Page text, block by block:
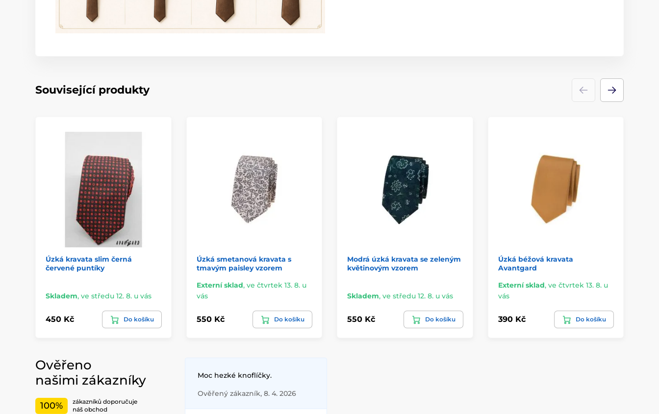
Související produkty
Úzká kravata slim černá
červené puntíky
Skladem, ve středu 12. 8. u vás
450 Kč Do košíku
Úzká smetanová kravata s
tmavým paisley vzorem
Externí sklad, ve čtvrtek 13. 8. u
vás
550 Kč Do košíku
Modrá úzká kravata se zeleným
květinovým vzorem
Skladem, ve středu 12. 8. u vás
550 Kč Do košíku
Úzká béžová kravata
Avantgard
Externí sklad, ve čtvrtek 13. 8. u
vás
390 Kč Do košíku
Ověřeno
našimi zákazníky
100%
zákazníků doporučuje
náš obchod
Moc hezké knoflíčky.
Ověřený zákazník, 8. 4. 2026